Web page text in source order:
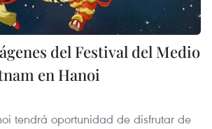
del Festival del Medio
en Hanoi
tendrá oportunidad de disfrutar de